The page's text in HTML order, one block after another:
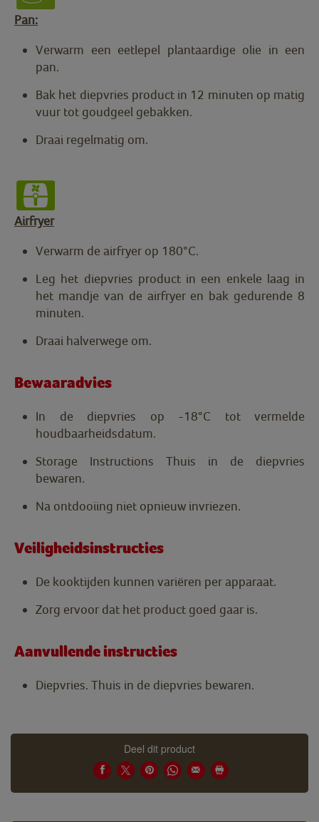
Pan:
Verwarm een eetlepel plantaardige olie in een
pan.
Bak het diepvries product in 12 minuten op matig
vuur tot goudgeel gebakken.
Draai regelmatig om.
Airfryer
Verwarm de airfryer op 180°C.
Leg het diepvries product in een enkele laag in
het mandje van de airfryer en bak gedurende 8
minuten.
Draai halverwege om.
Bewaaradvies
In de diepvries op -18°C tot vermelde
houdbaarheidsdatum.
Storage Instructions Thuis in de diepvries
bewaren.
Na ontdooiing niet opnieuw invriezen.
Veiligheidsinstructies
De kooktijden kunnen variëren per apparaat.
Zorg ervoor dat het product goed gaar is.
Aanvullende instructies
Diepvries. Thuis in de diepvries bewaren.
Deel dit product